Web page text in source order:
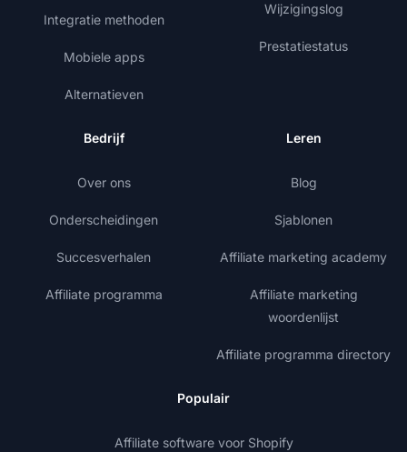
Integratie methoden
Mobiele apps
Alternatieven
Wijzigingslog
Prestatiestatus
Bedrijf
Over ons
Onderscheidingen
Succesverhalen
Affiliate programma
Leren
Blog
Sjablonen
Affiliate marketing academy
Affiliate marketing
woordenlijst
Affiliate programma directory
Populair
Affiliate software voor Shopify